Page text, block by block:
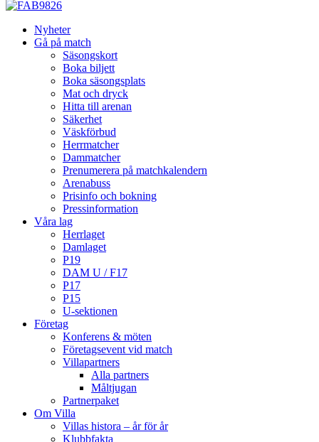
Nyheter
Gå på match
Säsongskort
Boka biljett
Boka säsongsplats
Mat och dryck
Hitta till arenan
Säkerhet
Väskförbud
Herrmatcher
Dammatcher
Prenumerera på matchkalendern
Arenabuss
Prisinfo och bokning
Pressinformation
Våra lag
Herrlaget
Damlaget
P19
DAM U / F17
P17
P15
U-sektionen
Företag
Konferens & möten
Företagsevent vid match
Villapartners
Alla partners
Måltjugan
Partnerpaket
Om Villa
Villas histora – år för år
Klubbfakta